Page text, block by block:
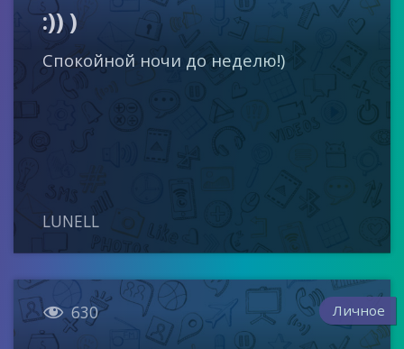
:)) )
Спокойной ночи до неделю!)
LUNELL
 630 Личное